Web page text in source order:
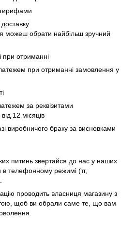
тирифами
можеш обрати найбільш зручний
при отриманні
при отриманні замовлення у
за реквізитами
12 місяців
виробничого браку за висновками
питинь звертайся до нас у наших
телефонному режимі (тг,
проводить власниця магазину з
щоб ви обрали саме те, що вам